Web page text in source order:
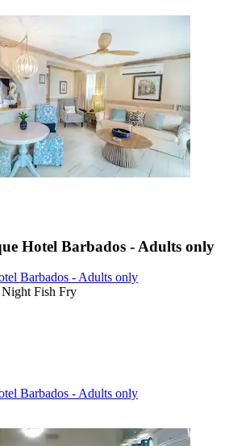
Hotel Barbados - Adults only
Barbados - Adults only
Fish Fry
Barbados - Adults only